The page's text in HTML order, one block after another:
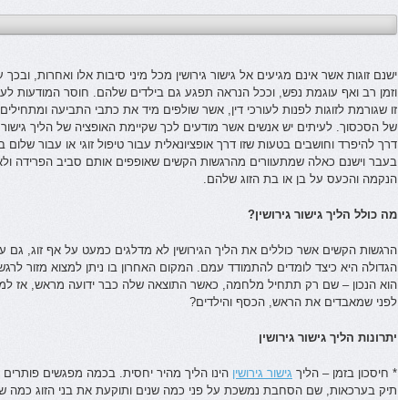
ישנם זוגות אשר אינם מגיעים אל גישור גירושין מכל מיני סיבות אלו ואחרות,
וזמן רב ואף עוגמת נפש, וככל הנראה תפגע גם בילדים שלהם. חוסר המודעות
זו שגורמת לזוגות לפנות לעורכי דין, אשר שולפים מיד את כתבי התביעה
של הסכסוך. לעיתים יש אנשים אשר מודעים לכך שקיימת האופציה של הליך גישור
דרך להיפרד וחושבים בטעות שזו דרך אופציונאלית עבור טיפול זוגי או עבור שלום
בעבר וישנם כאלה שמתעוורים מהרגשות הקשים שאופפים אותם סביב הפרידה
הנקמה והכעס על בן או בת הזוג שלהם.
מה כולל הליך גישור גירושין?
הרגשות הקשים אשר כוללים את הליך הגירושין לא מדלגים כמעט על אף זוג, גם
הגדולה היא כיצד לומדים להתמודד עמם. המקום האחרון בו ניתן למצוא מזור
הוא הנכון – שם רק תתחיל מלחמה, כאשר התוצאה שלה כבר ידועה מראש, אז
לפני שמאבדים את הראש, הכסף והילדים?
יתרונות הליך גישור גירושין
* חיסכון בזמן – הליך גישור גירושין הינו הליך מהיר יחסית. בכמה מפגשים
תיק בערכאות, שם הסחבת נמשכת על פני כמה שנים ותוקעת את בני הזוג כמה